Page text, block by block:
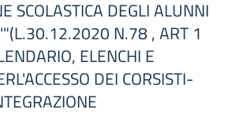
SCOLASTICA DEGLI ALUNNI
N.78 , ART 1
ELENCHI E
DEI CORSISTI-